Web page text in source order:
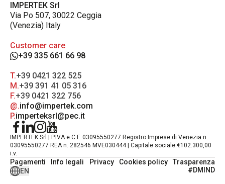
IMPERTEK Srl
Via Po 507, 30022 Ceggia
(Venezia) Italy
Customer care
+39 335 661 66 98
T.+39 0421 322 525
M.+39 391 41 05 316
F.+39 0421 322 756
@.info@impertek.com
P.imperteksrl@pec.it
IMPERTEK Srl | P.IVA e C.F. 03095550277 Registro Imprese di Venezia n.
03095550277 REA n. 282546 MVE030444 | Capitale sociale €102.300,00
i.v.
Pagamenti Info legali Privacy Cookies policy
Trasparenza
EN
#DMIND